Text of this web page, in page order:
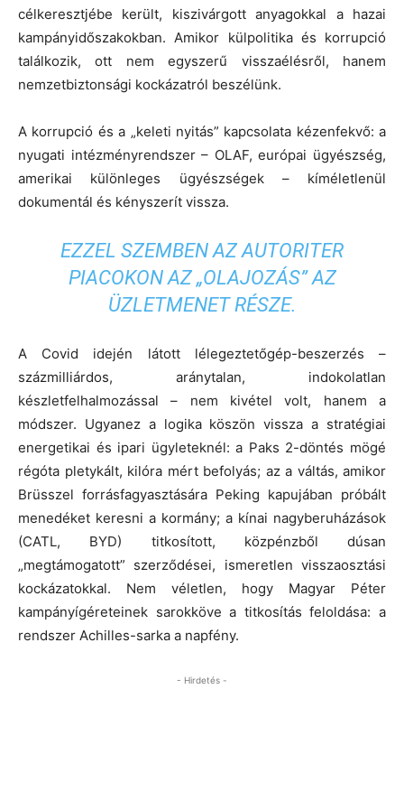
célkeresztjébe került, kiszivárgott anyagokkal a hazai
kampányidőszakokban. Amikor külpolitika és korrupció
találkozik, ott nem egyszerű visszaélésről, hanem
nemzetbiztonsági kockázatról beszélünk.
A korrupció és a „keleti nyitás” kapcsolata kézenfekvő: a
nyugati intézményrendszer – OLAF, európai ügyészség,
amerikai különleges ügyészségek – kíméletlenül
dokumentál és kényszerít vissza.
EZZEL SZEMBEN AZ AUTORITER
PIACOKON AZ „OLAJOZÁS” AZ
ÜZLETMENET RÉSZE.
A Covid idején látott lélegeztetőgép-beszerzés –
százmilliárdos, aránytalan, indokolatlan
készletfelhalmozással – nem kivétel volt, hanem a
módszer. Ugyanez a logika köszön vissza a stratégiai
energetikai és ipari ügyleteknél: a Paks 2-döntés mögé
régóta pletykált, kilóra mért befolyás; az a váltás, amikor
Brüsszel forrásfagyasztására Peking kapujában próbált
menedéket keresni a kormány; a kínai nagyberuházások
(CATL, BYD) titkosított, közpénzből dúsan
„megtámogatott” szerződései, ismeretlen visszaosztási
kockázatokkal. Nem véletlen, hogy Magyar Péter
kampányígéreteinek sarokköve a titkosítás feloldása: a
rendszer Achilles-sarka a napfény.
- Hirdetés -